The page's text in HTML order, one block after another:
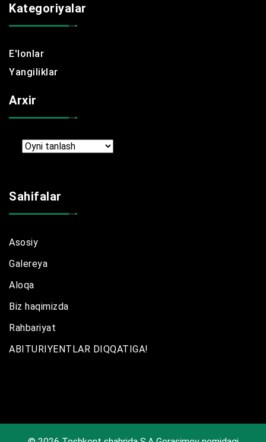
Kategoriyalar
E'lonlar
Yangiliklar
Arxir
Arxir
Sahifalar
Asosiy
Galereya
Aloqa
Biz haqimizda
Rahbariyat
ABITURIYENTLAR DIQQATIGA!